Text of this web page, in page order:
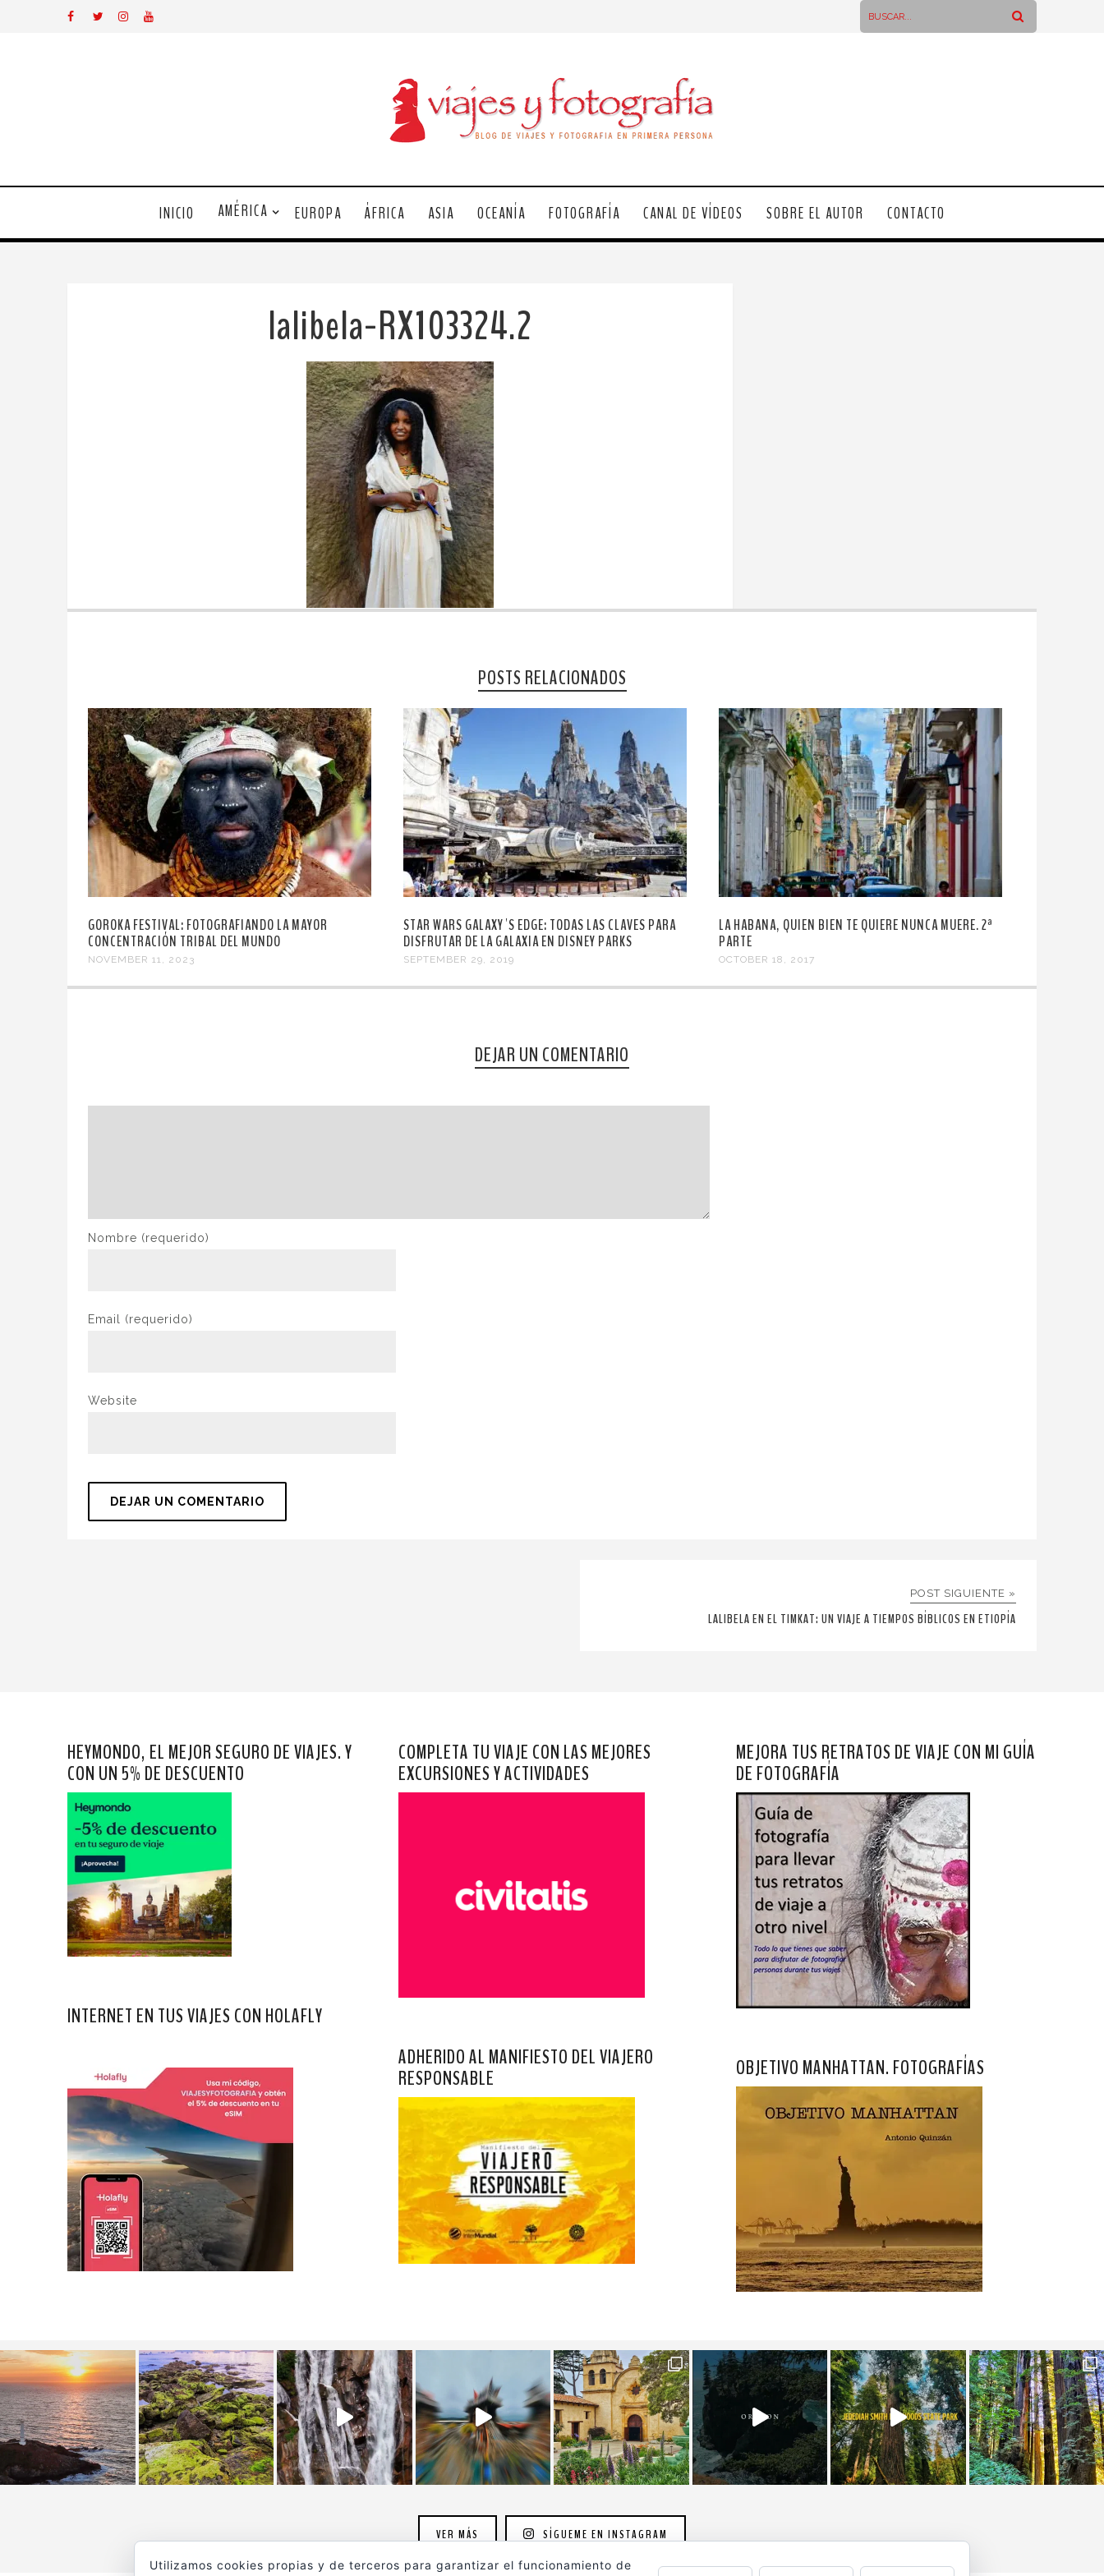
INICIO AMÉRICA EUROPA ÁFRICA ASIA OCEANÍA FOTOGRAFÍA CANAL DE VÍDEOS SOBRE EL AUTOR CONTACTO
lalibela-RX103324.2
POSTS RELACIONADOS
GOROKA FESTIVAL: FOTOGRAFIANDO LA MAYOR
CONCENTRACIÓN TRIBAL DEL MUNDO
NOVEMBER 11, 2023
STAR WARS GALAXY´S EDGE: TODAS LAS CLAVES PARA
DISFRUTAR DE LA GALAXIA EN DISNEY PARKS
SEPTEMBER 29, 2019
LA HABANA, QUIEN BIEN TE QUIERE NUNCA MUERE. 2ª
PARTE
OCTOBER 18, 2017
DEJAR UN COMENTARIO
Nombre (requerido)
Email (requerido)
Website
POST SIGUIENTE »
LALIBELA EN EL TIMKAT: UN VIAJE A TIEMPOS BÍBLICOS EN ETIOPÍA
HEYMONDO, EL MEJOR SEGURO DE VIAJES. Y
CON UN 5% DE DESCUENTO
INTERNET EN TUS VIAJES CON HOLAFLY
COMPLETA TU VIAJE CON LAS MEJORES
EXCURSIONES Y ACTIVIDADES
ADHERIDO AL MANIFIESTO DEL VIAJERO
RESPONSABLE
MEJORA TUS RETRATOS DE VIAJE CON MI GUÍA
DE FOTOGRAFÍA
OBJETIVO MANHATTAN. FOTOGRAFÍAS
VER MÁS SÍGUEME EN INSTAGRAM
Utilizamos cookies propias y de terceros para garantizar el funcionamiento de